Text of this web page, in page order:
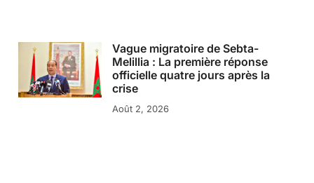
Vague migratoire de Sebta-
Melillia : La première réponse
officielle quatre jours après la
crise
Août 2, 2026